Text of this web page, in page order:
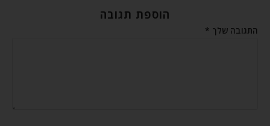
הוספת תגובה
התגובה שלך *